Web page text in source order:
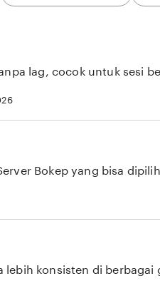
lag, cocok untuk sesi
Bokep yang bisa
lebih konsisten di berbagai